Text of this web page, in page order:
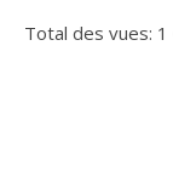
Total des vues: 1